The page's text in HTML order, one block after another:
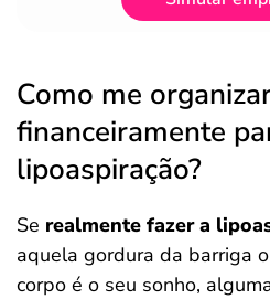
Como me
financeiramente
lipoaspiração?
Se realmente fazer a
aquela gordura da barriga
corpo é o seu sonho,